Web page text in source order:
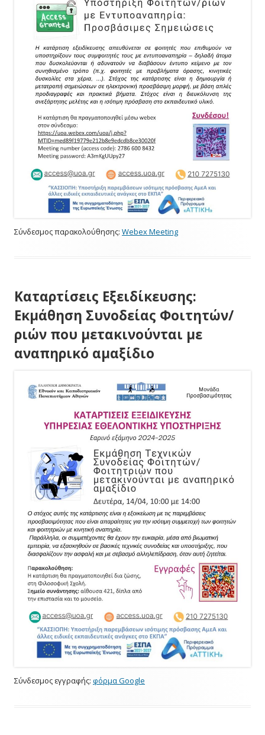
Σύνδεσμος παρακολούθησης: Webex Meeting
Καταρτίσεις Εξειδίκευσης:
Εκμάθηση Συνοδείας Φοιτητών/
ριών που μετακινούνται με
αναπηρικό αμαξίδιο
Σύνδεσμος εγγραφής: φόρμα Google